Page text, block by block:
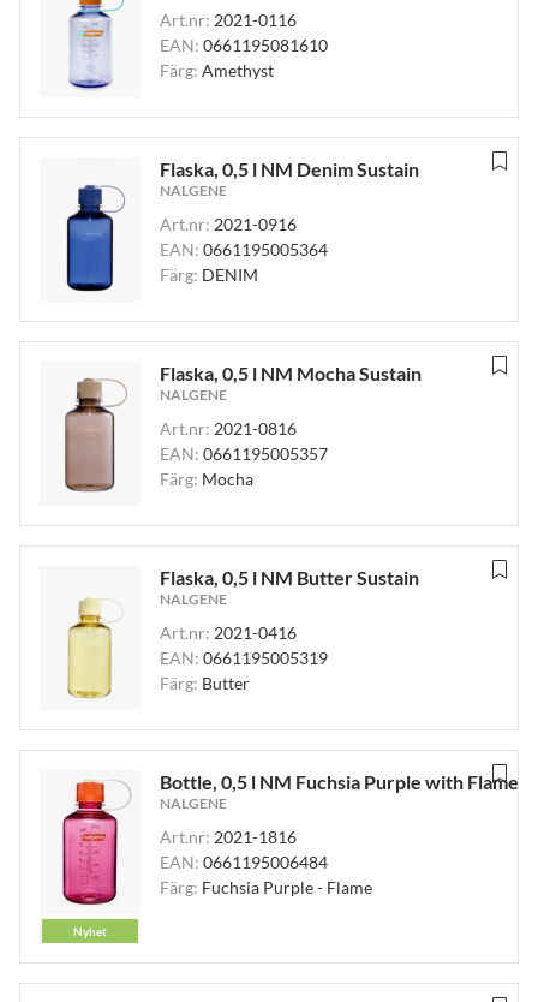
Art.nr: 2021-0116
EAN: 0661195081610
Färg: Amethyst
Flaska, 0,5 l NM Denim Sustain
NALGENE
Art.nr: 2021-0916
EAN: 0661195005364
Färg: DENIM
Flaska, 0,5 l NM Mocha Sustain
NALGENE
Art.nr: 2021-0816
EAN: 0661195005357
Färg: Mocha
Flaska, 0,5 l NM Butter Sustain
NALGENE
Art.nr: 2021-0416
EAN: 0661195005319
Färg: Butter
Nyhet
Bottle, 0,5 l NM Fuchsia Purple with Flame
NALGENE
Art.nr: 2021-1816
EAN: 0661195006484
Färg: Fuchsia Purple - Flame